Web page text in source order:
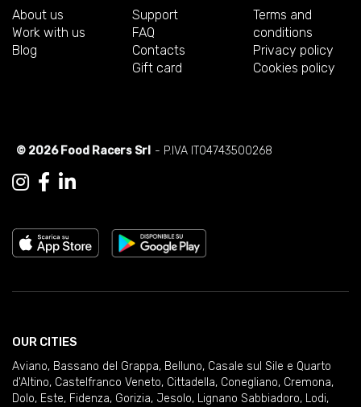
About us
Work with us
Blog
Support
FAQ
Contacts
Gift card
Terms and
conditions
Privacy policy
Cookies policy
© 2026 Food Racers Srl - P.IVA IT04743500268
OUR CITIES
Aviano, Bassano del Grappa, Belluno, Casale sul Sile e Quarto
d'Altino, Castelfranco Veneto, Cittadella, Conegliano, Cremona,
Dolo, Este, Fidenza, Gorizia, Jesolo, Lignano Sabbiadoro, Lodi,